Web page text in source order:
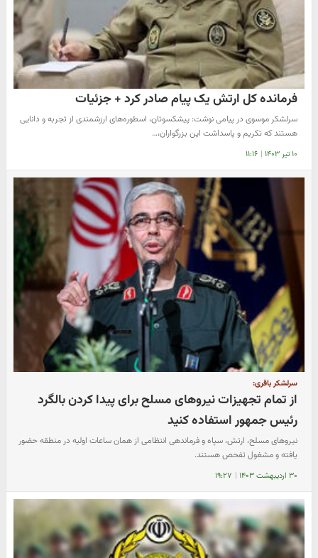
فرمانده کل ارتش یک پیام صادر کرد + جزئیات
سرلشکر موسوی در پیامی نوشت: پیشکسوتان، اسطوره‌های ارزشمندی از تجربه و دانایی
هستند که تکریم و پاسداشت این بزرگواران،…
۱۰ تیر ۱۴۰۳ | ۱۱:۱۶
سرلشکر باقری:
از تمام تجهیزات نیروهای مسلح برای پیدا کردن بالگرد
رئیس جمهور استفاده کنید
نیروهای مسلح، ارتش، سپاه و فرماندهی انتظامی از همان ساعات اولیه در منطقه حضور
یافته و مشغول تفحص هستند.
۳۰ اردیبهشت ۱۴۰۳ | ۱۹:۲۷